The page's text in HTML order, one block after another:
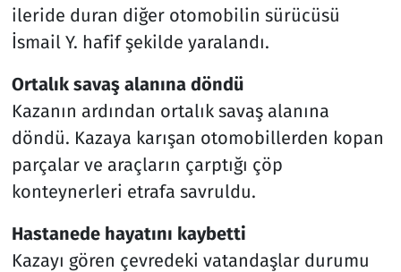
ileride duran diğer otomobilin sürücüsü
İsmail Y. hafif şekilde yaralandı.
Ortalık savaş alanına döndü
Kazanın ardından ortalık savaş alanına
döndü. Kazaya karışan otomobillerden kopan
parçalar ve araçların çarptığı çöp
konteynerleri etrafa savruldu.
Hastanede hayatını kaybetti
Kazayı gören çevredeki vatandaşlar durumu